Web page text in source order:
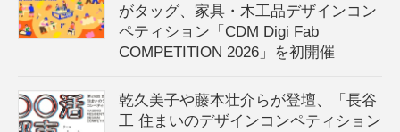
がタッグ、家具・木工品デザインコン
ペティション「CDM Digi Fab
COMPETITION 2026」を初開催
乾久美子や藤本壮介らが登壇、「長谷
工 住まいのデザインコンペティション